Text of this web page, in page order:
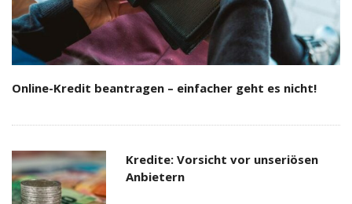
Online-Kredit beantragen – einfacher geht es nicht!
Kredite: Vorsicht vor unseriösen
Anbietern